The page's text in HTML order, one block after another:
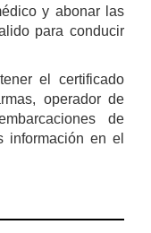
y abonar las
para conducir
el certificado
operador de
de
información en el